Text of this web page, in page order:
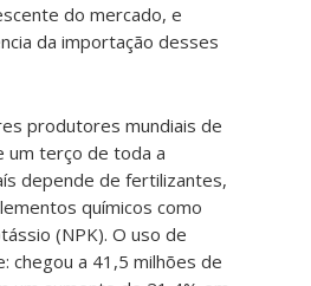
do mercado, e
da importação desses
produtores mundiais de
um terço de toda a
depende de fertilizantes,
químicos como
(NPK). O uso de
chegou a 41,5 milhões de